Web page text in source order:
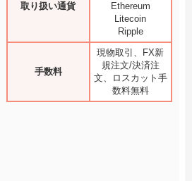
取り扱い通貨
Ethereum
Litecoin
Ripple
手数料
現物取引、FX新
規注文/決済注
文、ロスカット手
数料無料